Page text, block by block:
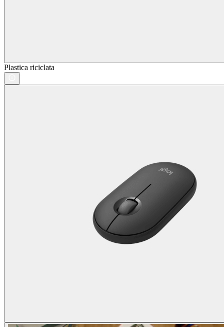
Plastica riciclata